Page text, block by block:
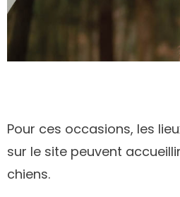
Pour ces occasions, les
sur le site peuvent
chiens.